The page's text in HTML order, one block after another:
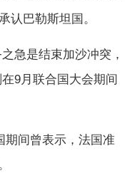
认巴勒斯坦国。
急是结束加沙冲突，
9月联合国大会期间
间曾表示，法国准